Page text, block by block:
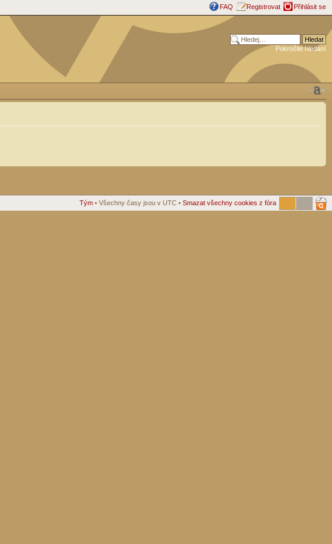
FAQ Registrovat Přihlásit se
Pokročilé hledání
Tým • Všechny časy jsou v UTC • Smazat všechny cookies z fóra